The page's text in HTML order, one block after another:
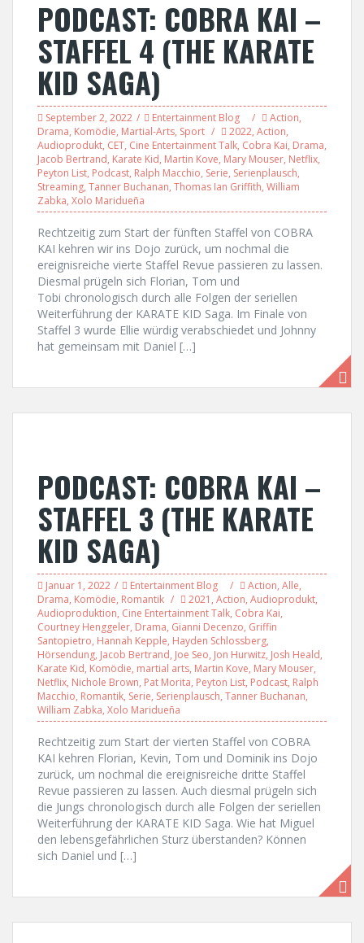
PODCAST: COBRA KAI –
STAFFEL 4 (THE KARATE
KID SAGA)
September 2, 2022 Entertainment Blog Action,
Drama, Komödie, Martial-Arts, Sport 2022, Action,
Audioprodukt, CET, Cine Entertainment Talk, Cobra Kai, Drama,
Jacob Bertrand, Karate Kid, Martin Kove, Mary Mouser, Netflix,
Peyton List, Podcast, Ralph Macchio, Serie, Serienplausch,
Streaming, Tanner Buchanan, Thomas Ian Griffith, William
Zabka, Xolo Maridueña
Rechtzeitig zum Start der fünften Staffel von COBRA
KAI kehren wir ins Dojo zurück, um nochmal die
ereignisreiche vierte Staffel Revue passieren zu lassen.
Diesmal prügeln sich Florian, Tom und
Tobi chronologisch durch alle Folgen der seriellen
Weiterführung der KARATE KID Saga. Im Finale von
Staffel 3 wurde Ellie würdig verabschiedet und Johnny
hat gemeinsam mit Daniel […]
PODCAST: COBRA KAI –
STAFFEL 3 (THE KARATE
KID SAGA)
Januar 1, 2022 Entertainment Blog Action, Alle,
Drama, Komödie, Romantik 2021 , Action, Audioprodukt,
Audioproduktion, Cine Entertainment Talk, Cobra Kai,
Courtney Henggeler, Drama, Gianni Decenzo, Griffin
Santopietro, Hannah Kepple, Hayden Schlossberg,
Hörsendung, Jacob Bertrand, Joe Seo, Jon Hurwitz, Josh Heald,
Karate Kid, Komödie, martial arts, Martin Kove, Mary Mouser,
Netflix, Nichole Brown, Pat Morita, Peyton List, Podcast, Ralph
Macchio, Romantik, Serie, Serienplausch, Tanner Buchanan,
William Zabka, Xolo Maridueña
Rechtzeitig zum Start der vierten Staffel von COBRA
KAI kehren Florian, Kevin, Tom und Dominik ins Dojo
zurück, um nochmal die ereignisreiche dritte Staffel
Revue passieren zu lassen. Auch diesmal prügeln sich
die Jungs chronologisch durch alle Folgen der seriellen
Weiterführung der KARATE KID Saga. Wie hat Miguel
den lebensgefährlichen Sturz überstanden? Können
sich Daniel und […]